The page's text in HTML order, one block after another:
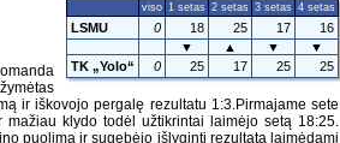
viso 1 setas 2 setas 3 setas 4 setas
LSMU 0 18 25 17
16
▼
▲ ▼
▼
TK „Yolo“
0 25 17 25 25
ir iškovojo pergalę rezultatu 1:3.Pirmajame sete
mažiau klydo todėl užtikrintai laimėjo setą 18:25.
puolimą ir sugebėjo išlyginti rezultatą laimėdami